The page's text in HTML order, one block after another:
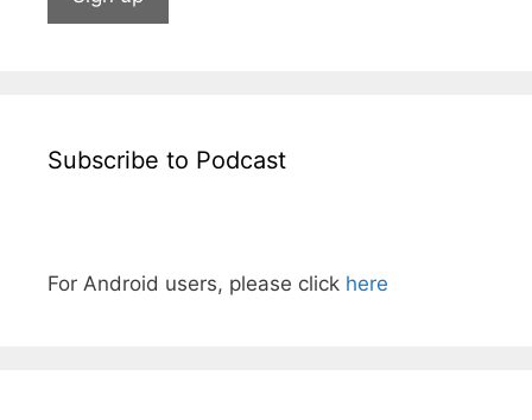
Subscribe to Podcast
For Android users, please click here